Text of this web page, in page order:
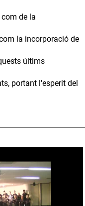
de la
la incorporació de
últims
portant l'esperit del